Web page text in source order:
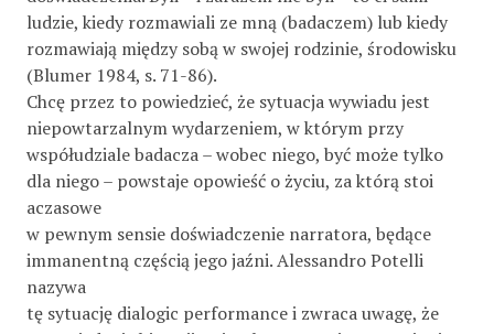
ludzie, kiedy rozmawiali ze mną (badaczem) lub kiedy
rozmawiają między sobą w swojej rodzinie, środowisku
(Blumer 1984, s. 71-86).
Chcę przez to powiedzieć, że sytuacja wywiadu jest
niepowtarzalnym wydarzeniem, w którym przy
współudziale badacza – wobec niego, być może tylko
dla niego – powstaje opowieść o życiu, za którą stoi
aczasowe
w pewnym sensie doświadczenie narratora, będące
immanentną częścią jego jaźni. Alessandro Potelli
nazywa
tę sytuację dialogic performance i zwraca uwagę, że